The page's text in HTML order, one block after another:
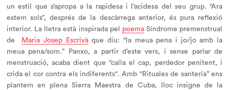
un estil que s’apropa a la rapidesa i l’acidesa del seu grup. “Ara
estem sols”, després de la descàrrega anterior, és pura reflexió
interior. La lletra està inspirada pel poema Síndrome premenstrual
de
Maria Josep Escrivàque diu: “la meua pena i jo/jo amb la
meua pena/som.” Panxo, a partir d’este vers, i sense parlar de
menstruació, acaba dient que “calla el cap, perdedor penitent, i
crida el cor contra els indiferents“. Amb “Rituales de santería” ens
plantem en plena Sierra Maestra de Cuba, lloc insigne de la